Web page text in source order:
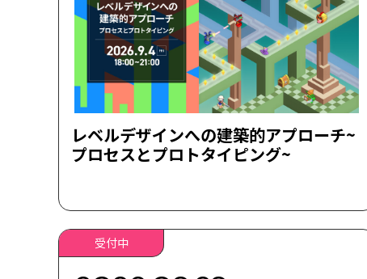
レベルデザインへの建築的アプローチ~
プロセスとプロトタイピング~
受付中